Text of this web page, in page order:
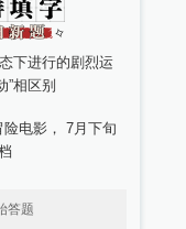
下进行的剧烈运
”相区别
电影， 7月下旬
答题